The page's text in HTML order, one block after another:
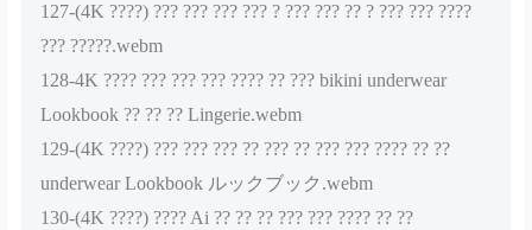
127-(4K ????) ??? ??? ??? ??? ? ??? ??? ?? ? ??? ??? ????
??? ?????.webm
128-4K ???? ??? ??? ??? ???? ?? ??? bikini underwear
Lookbook ?? ?? ?? Lingerie.webm
129-(4K ????) ??? ??? ??? ?? ??? ?? ??? ??? ???? ?? ??
underwear Lookbook ルックブック.webm
130-(4K ????) ???? Ai ?? ?? ?? ??? ??? ???? ?? ??